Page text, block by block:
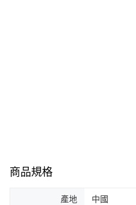
商品規格
產地 中國